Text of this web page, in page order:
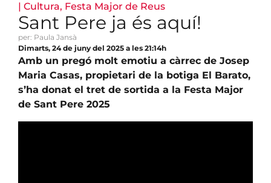
| Cultura, Festa Major de Reus
Sant Pere ja és aquí!
per: Paula Jansà
Dimarts, 24 de juny del 2025 a les 21:14h
Amb un pregó molt emotiu a càrrec de Josep
Maria Casas, propietari de la botiga El Barato,
s’ha donat el tret de sortida a la Festa Major
de Sant Pere 2025